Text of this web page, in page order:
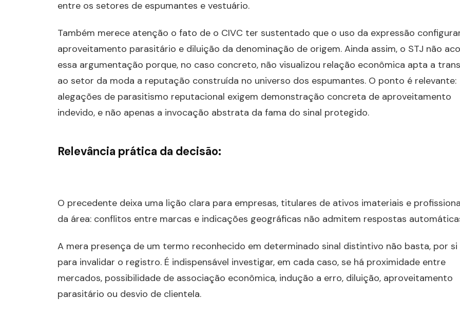
entre os setores de espumantes e vestuário.
Também merece atenção o fato de o CIVC ter sustentado que o uso da expressão
aproveitamento parasitário e diluição da denominação de origem. Ainda assim, o STJ não
essa argumentação porque, no caso concreto, não visualizou relação econômica apta a
ao setor da moda a reputação construída no universo dos espumantes. O ponto é relevante:
alegações de parasitismo reputacional exigem demonstração concreta de aproveitamento
indevido, e não apenas a invocação abstrata da fama do sinal protegido.
Relevância prática da decisão:
O precedente deixa uma lição clara para empresas, titulares de ativos imateriais e
da área: conflitos entre marcas e indicações geográficas não admitem respostas
A mera presença de um termo reconhecido em determinado sinal distintivo não basta, por si
para invalidar o registro. É indispensável investigar, em cada caso, se há proximidade entre
mercados, possibilidade de associação econômica, indução a erro, diluição, aproveitamento
parasitário ou desvio de clientela.